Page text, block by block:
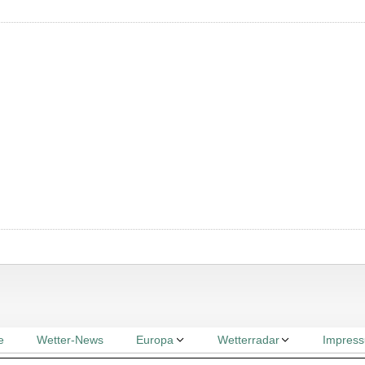
Wetter-News Europa Wetterradar